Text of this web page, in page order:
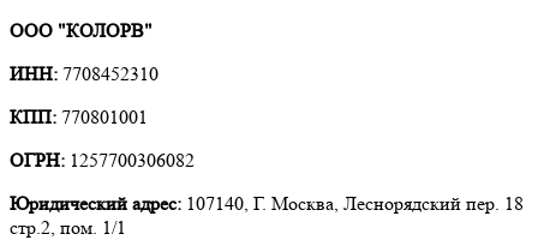
ООО "КОЛОРВ"
ИНН: 7708452310
КПП: 770801001
ОГРН: 1257700306082
Юридический адрес: 107140, Г. Москва, Леснорядский пер. 18
стр.2, пом. 1/1